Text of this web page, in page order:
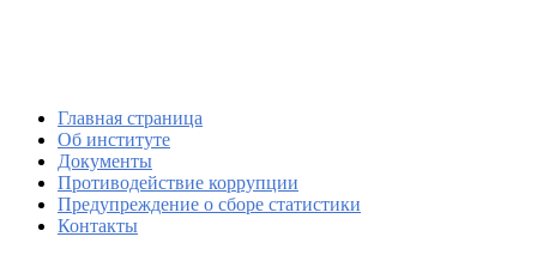
Главная страница
Об институте
Документы
Противодействие коррупции
Предупреждение о сборе статистики
Контакты